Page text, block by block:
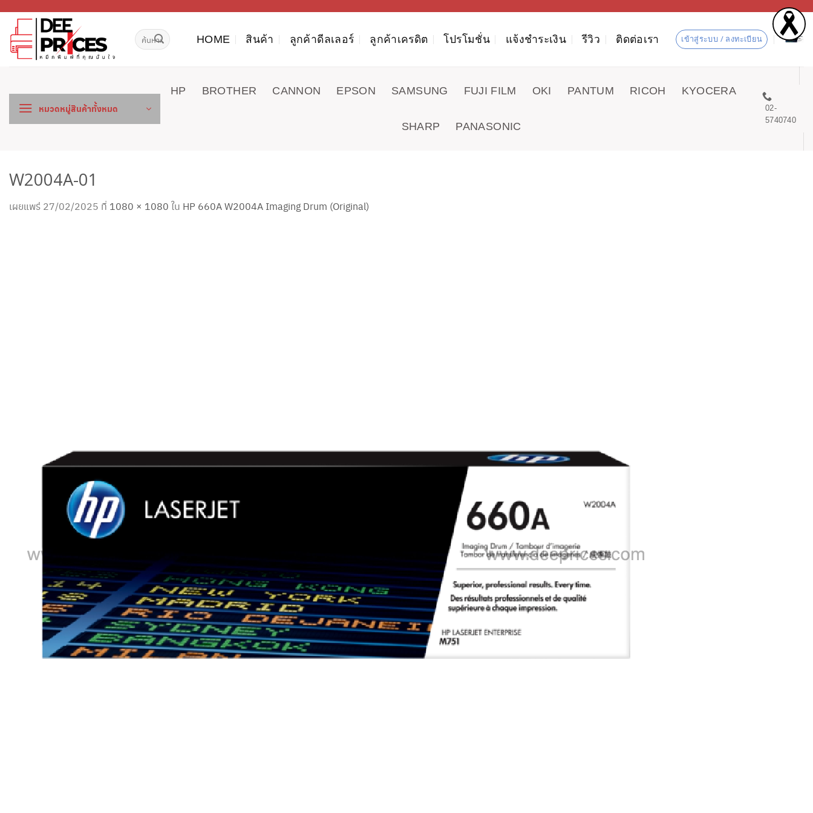
เนื้อหา
ค้นหา: HOME สินค้า ลูกค้าดีลเลอร์ ลูกค้าเครดิต โปรโมชั่น แจ้งชำระเงิน รีวิว ติดต่อเรา เข้าสู่ระบบ / ลงทะเบียน
หมวดหมู่สินค้าทั้งหมด
HP BROTHER CANNON EPSON SAMSUNG FUJI FILM OKI PANTUM RICOH KYOCERA
SHARP PANASONIC
02-
5740740
W2004A-01
เผยแพร่ 27/02/2025 ที่ 1080 × 1080 ใน HP 660A W2004A Imaging Drum (Original)